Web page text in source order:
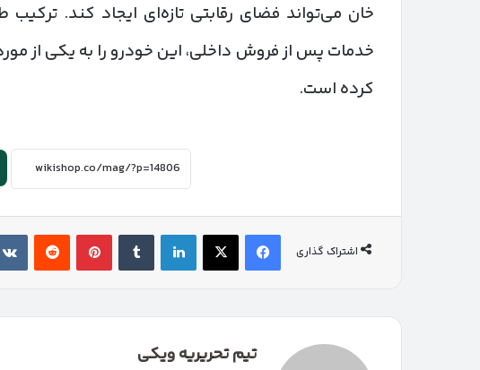
خان می‌تواند فضای رقابتی تازه‌ای ایجاد کند. ترکیب
کرده است.
اشتراک گذاری
فیسبوکایکس لینکداینتامبلر پینتریستReddit
تیم تحریریه ویکی